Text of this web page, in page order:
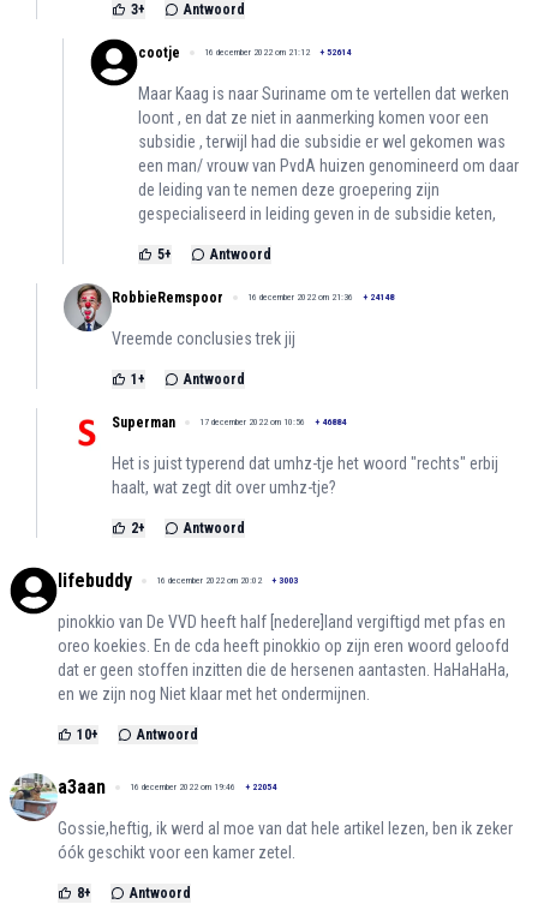
3+ Antwoord
cootje 16 december 2022 om 21:12 + 52614
Maar Kaag is naar Suriname om te vertellen dat werken
loont , en dat ze niet in aanmerking komen voor een
subsidie , terwijl had die subsidie er wel gekomen was
een man/ vrouw van PvdA huizen genomineerd om daar
de leiding van te nemen deze groepering zijn
gespecialiseerd in leiding geven in de subsidie keten,
5+ Antwoord
RobbieRemspoor 16 december 2022 om 21:36 + 24148
Vreemde conclusies trek jij
1 + Antwoord
Superman 17 december 2022 om 10:56 + 46884
Het is juist typerend dat umhz-tje het woord "rechts" erbij
haalt, wat zegt dit over umhz-tje?
2+ Antwoord
lifebuddy 16 december 2022 om 20:02 + 3003
pinokkio van De VVD heeft half [nedere]land vergiftigd met pfas en
oreo koekies. En de cda heeft pinokkio op zijn eren woord geloofd
dat er geen stoffen inzitten die de hersenen aantasten. HaHaHaHa,
en we zijn nog Niet klaar met het ondermijnen.
10+ Antwoord
a3aan 16 december 2022 om 19:46 + 22054
Gossie,heftig, ik werd al moe van dat hele artikel lezen, ben ik zeker
óók geschikt voor een kamer zetel.
8+ Antwoord